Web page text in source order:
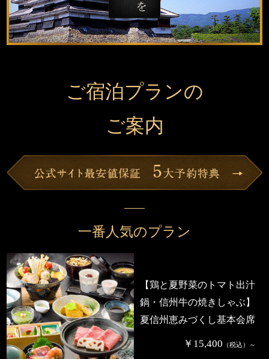
ご宿泊プランの
ご案内
一番人気のプラン
【鶏と夏野菜のトマト出汁
鍋・信州牛の焼きしゃぶ】
夏信州恵みづくし基本会席
￥15,400 （税込）～